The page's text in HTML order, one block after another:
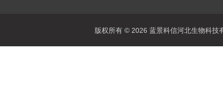
版权所有 © 2026 蓝景科信河北生物科